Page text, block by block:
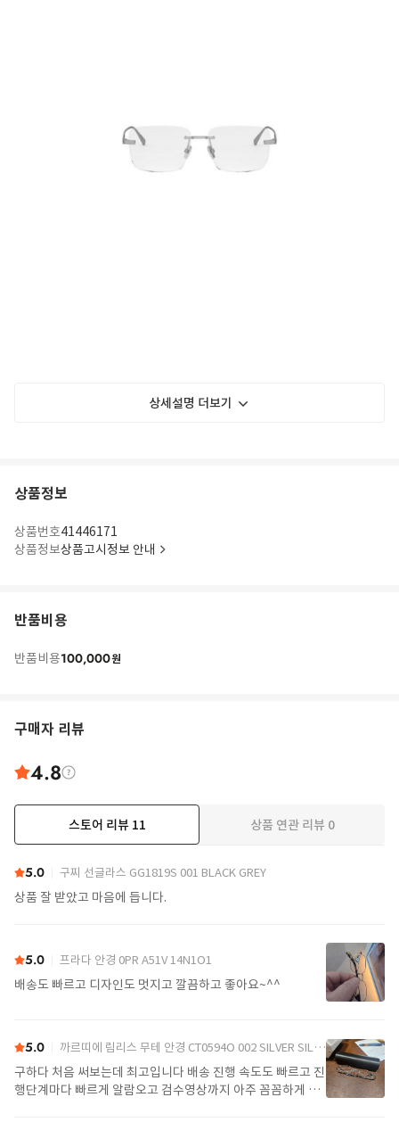
상세설명 더보기
상품정보
상품번호41446171
상품정보상품고시정보 안내
반품비용
반품비용100,000원
구매자 리뷰
4.8
스토어 리뷰 11 상품 연관 리뷰 0
5.0 구찌 선글라스 GG1819S 001 BLACK GREY
상품 잘 받았고 마음에 듭니다.
5.0 프라다 안경 0PR A51V 14N1O1
배송도 빠르고 디자인도 멋지고 깔끔하고 좋아요~^^
5.0 까르띠에 림리스 무테 안경 CT0594O 002 SILVER SILVER TRANSPARENT
구하다 처음 써보는데 최고입니다 배송 진행 속도도 빠르고 진
행단계마다 빠르게 알람오고 검수영상까지 아주 꼼꼼하게 찍